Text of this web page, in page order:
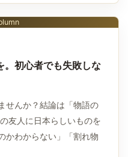
。初心者でも失敗しな
せんか？結論は「物語の
友人に日本らしいものを
かわからない」「割れ物